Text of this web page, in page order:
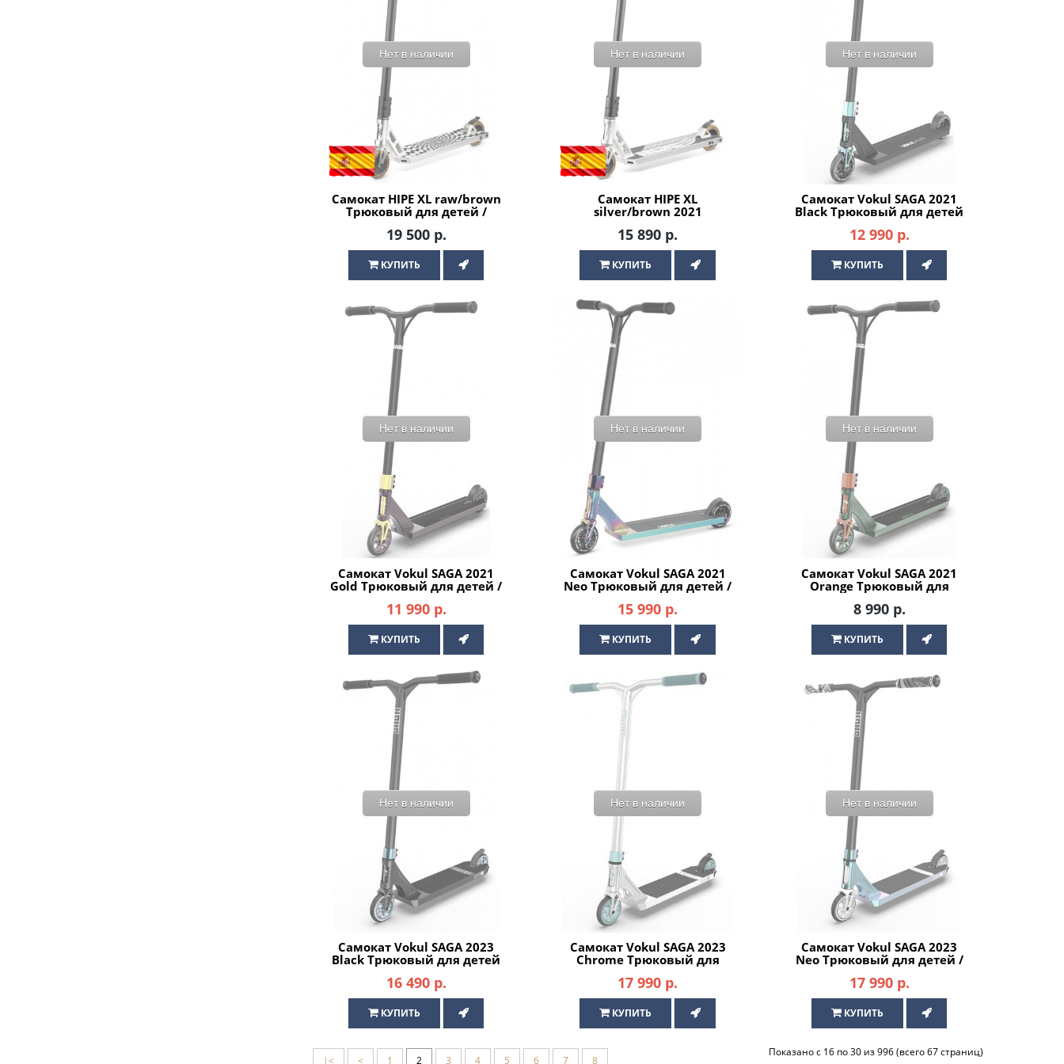
Нет в наличии
Самокат HIPE XL raw/brown
Трюковый для детей /
19 500 р.
КУПИТЬ
Нет в наличии
Самокат HIPE XL
silver/brown 2021
подростков
15 890 р.
КУПИТЬ
Нет в наличии
Самокат Vokul SAGA 2021
Black Трюковый для детей
12 990 р.
КУПИТЬ
Нет в наличии
Самокат Vokul SAGA 2021
Gold Трюковый для детей /
подростков
11 990 р.
КУПИТЬ
Нет в наличии
Самокат Vokul SAGA 2021
Neo Трюковый для детей /
подростков
15 990 р.
КУПИТЬ
Нет в наличии
Самокат Vokul SAGA 2021
Orange Трюковый для
детей / подростков
8 990 р.
КУПИТЬ
Нет в наличии
Самокат Vokul SAGA 2023
Black Трюковый для детей
16 490 р.
КУПИТЬ
Нет в наличии
Самокат Vokul SAGA 2023
Chrome Трюковый для
17 990 р.
КУПИТЬ
Нет в наличии
Самокат Vokul SAGA 2023
Neo Трюковый для детей /
17 990 р.
КУПИТЬ
|< < 1 2 3 4 5 6 7 8
Показано с 16 по 30 из 996 (всего 67 страниц)